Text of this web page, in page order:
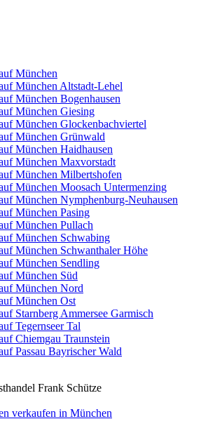
München
München Altstadt-Lehel
München Bogenhausen
München Giesing
München Glockenbachviertel
München Grünwald
München Haidhausen
München Maxvorstadt
München Milbertshofen
München Moosach Untermenzing
München Nymphenburg-Neuhausen
München Pasing
München Pullach
München Schwabing
München Schwanthaler Höhe
München Sendling
München Süd
München Nord
München Ost
Starnberg Ammersee Garmisch
Tegernseer Tal
Chiemgau Traunstein
Passau Bayrischer Wald
Frank Schütze